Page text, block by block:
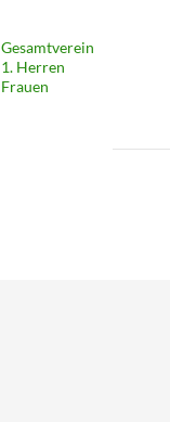
Gesamtverein
1. Herren
Frauen